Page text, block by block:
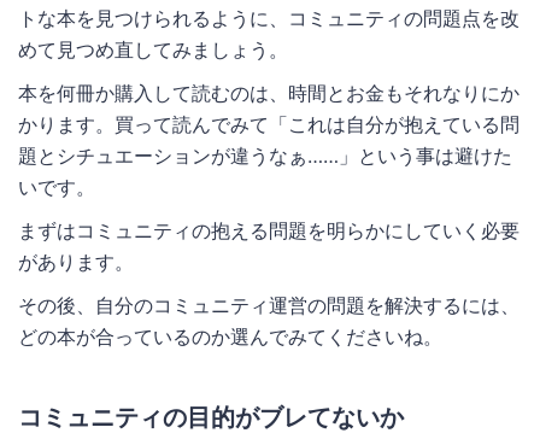
トな本を見つけられるように、コミュニティの問題点を改
めて見つめ直してみましょう。
本を何冊か購入して読むのは、時間とお金もそれなりにか
かります。買って読んでみて「これは自分が抱えている問
題とシチュエーションが違うなぁ……」という事は避けた
いです。
まずはコミュニティの抱える問題を明らかにしていく必要
があります。
その後、自分のコミュニティ運営の問題を解決するには、
どの本が合っているのか選んでみてくださいね。
コミュニティの目的がブレてないか